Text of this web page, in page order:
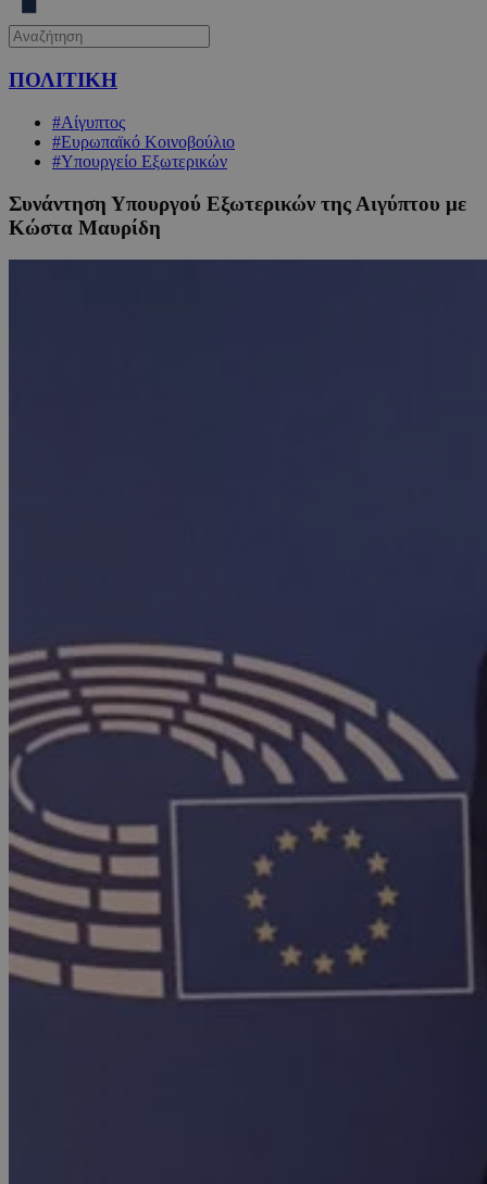
ΠΟΛΙΤΙΚΗ
#Αίγυπτος
#Ευρωπαϊκό Κοινοβούλιο
#Υπουργείο Εξωτερικών
Συνάντηση Υπουργού Εξωτερικών της Αιγύπτου με
Κώστα Μαυρίδη